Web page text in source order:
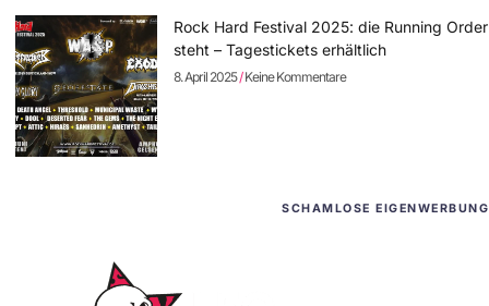
Rock Hard Festival 2025: die Running Order
steht – Tagestickets erhältlich
8. April 2025 Keine Kommentare
SCHAMLOSE EIGENWERBUNG